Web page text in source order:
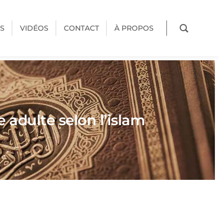
VIDÉOS CONTACT À PROPOS
selon l’islam